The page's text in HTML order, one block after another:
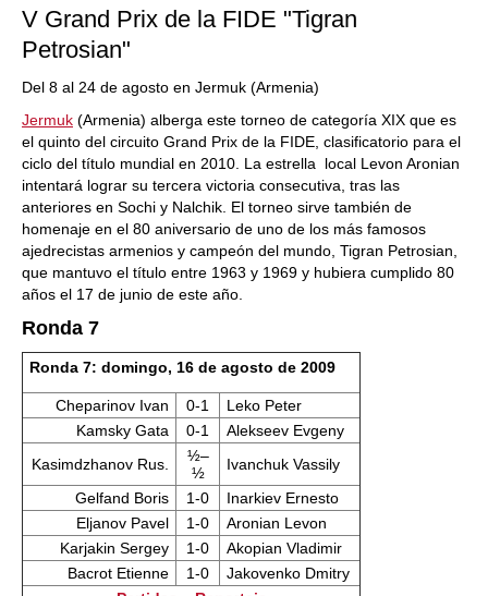
V Grand Prix de la FIDE "Tigran
Petrosian"
Del 8 al 24 de agosto en Jermuk (Armenia)
Jermuk (Armenia) alberga este torneo de categoría XIX que es
el quinto del circuito Grand Prix de la FIDE, clasificatorio para el
ciclo del título mundial en 2010. La estrella local Levon Aronian
intentará lograr su tercera victoria consecutiva, tras las
anteriores en Sochi y Nalchik. El torneo sirve también de
homenaje en el 80 aniversario de uno de los más famosos
ajedrecistas armenios y campeón del mundo, Tigran Petrosian,
que mantuvo el título entre 1963 y 1969 y hubiera cumplido 80
años el 17 de junio de este año.
Ronda 7
Ronda 7: domingo, 16 de agosto de 2009
Cheparinov Ivan 0-1
Leko Peter
Kamsky Gata
0-1
Alekseev Evgeny
Kasimdzhanov Rus.
½–
½
Ivanchuk Vassily
Gelfand Boris
1-0
Inarkiev Ernesto
Eljanov Pavel
1-0
Aronian Levon
Karjakin Sergey
1-0
Akopian Vladimir
Bacrot Etienne
1-0
Jakovenko Dmitry